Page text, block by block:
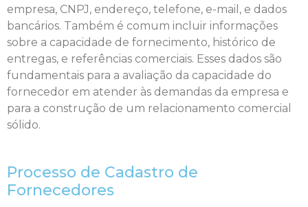
empresa, CNPJ, endereço, telefone, e-mail, e dados
bancários. Também é comum incluir informações
sobre a capacidade de fornecimento, histórico de
entregas, e referências comerciais. Esses dados são
fundamentais para a avaliação da capacidade do
fornecedor em atender às demandas da empresa e
para a construção de um relacionamento comercial
sólido.
Processo de Cadastro de
Fornecedores